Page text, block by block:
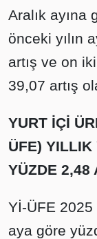
Aralık ayına
önceki yılın
artış ve on
39,07 artış
YURT İÇİ
ÜFE) YILLIK
YÜZDE 2,48
Yİ-ÜFE 2025
aya göre